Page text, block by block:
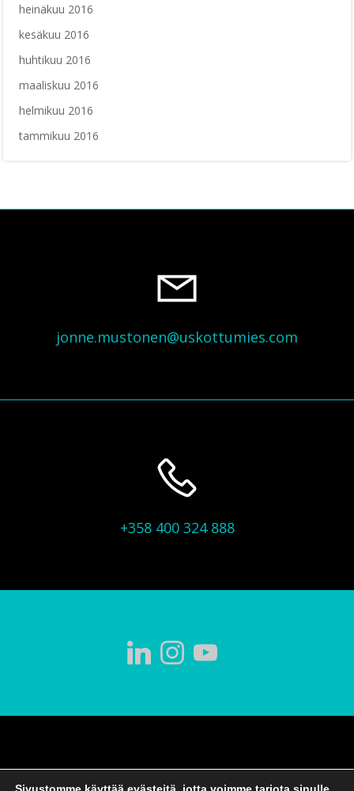
heinäkuu 2016
kesäkuu 2016
huhtikuu 2016
maaliskuu 2016
helmikuu 2016
tammikuu 2016
jonne.mustonen@uskottumies.com
+358 400 324 888
Altivo Oy